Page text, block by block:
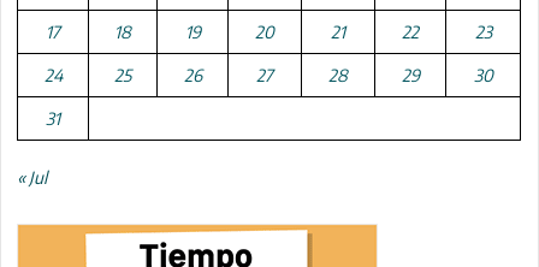
17 18 19 20 21 22 23
24 25 26 27 28 29 30
31
« Jul